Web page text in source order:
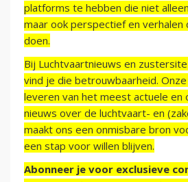
platforms te hebben die niet
maar ook perspectief en verhalen
doen.
Bij Luchtvaartnieuws en
vind je die betrouwbaarheid.
leveren van het meest actuele en
nieuws over de luchtvaart- en
maakt ons een onmisbare bron
een stap voor willen blijven.
Abonneer je voor exclusieve